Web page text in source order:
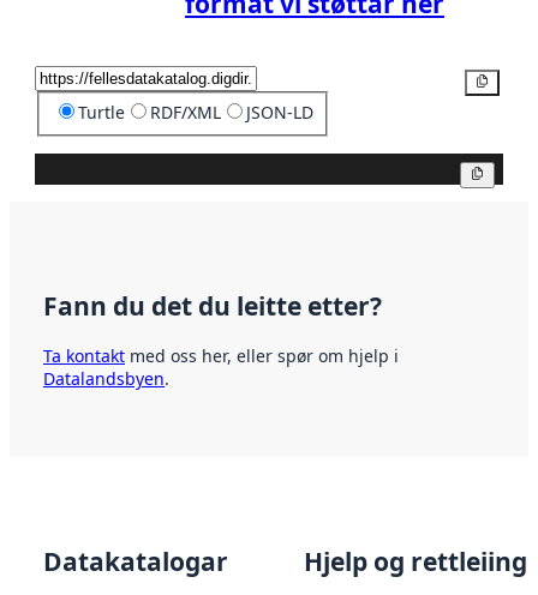
Turtle RDF/XML JSON-LD
Fann du det du leitte etter?
Ta kontakt med oss her, eller spør om hjelp i
Datalandsbyen.
Datakatalogar Hjelp og rettleiing